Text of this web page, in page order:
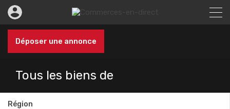
Déposer une annonce
Tous les biens de
Région